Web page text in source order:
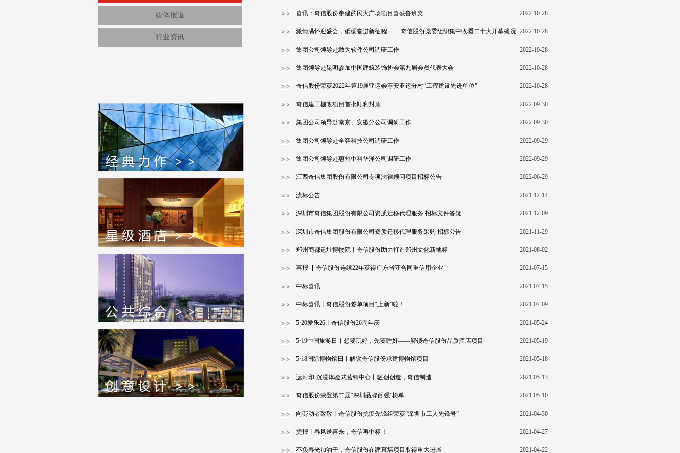
媒体报道
行业资讯
喜讯：奇信股份参建的民大广场项目喜获鲁班奖 2022-10-28
激情满怀迎盛会，砥砺奋进新征程 ——奇信股份党委组织集中收看二十大开幕盛况 2022-10-28
集团公司领导赴敢为软件公司调研工作 2022-10-28
集团领导赴昆明参加中国建筑装饰协会第九届会员代表大会 2022-10-28
奇信股份荣获2022年第19届亚运会淳安亚运分村“工程建设先进单位” 2022-10-28
奇信建工棚改项目首批顺利封顶 2022-09-30
集团公司领导赴南京、安徽分公司调研工作 2022-09-30
集团公司领导赴全容科技公司调研工作 2022-09-29
集团公司领导赴惠州中科华洋公司调研工作 2022-09-29
江西奇信集团股份有限公司专项法律顾问项目招标公告 2022-06-29
流标公告 2021-12-14
深圳市奇信集团股份有限公司资质迁移代理服务 招标文件答疑 2021-12-09
深圳市奇信集团股份有限公司资质迁移代理服务采购 招标公告 2021-11-29
郑州商都遗址博物院丨奇信股份助力打造郑州文化新地标 2021-08-02
喜报 ▏奇信股份连续22年获得广东省守合同重信用企业 2021-07-15
中标喜讯 2021-07-15
中标喜讯丨奇信股份签单项目“上新”啦！ 2021-07-09
5·20爱乐26丨奇信股份26周年庆 2021-05-24
5·19中国旅游日丨想要玩好，先要睡好——解锁奇信股份品质酒店项目 2021-05-19
5·18国际博物馆日丨解锁奇信股份承建博物馆项目 2021-05-18
运河印·沉浸体验式营销中心丨融创创造，奇信制造 2021-05-13
奇信股份荣登第二届“深圳品牌百强”榜单 2021-05-10
向劳动者致敬丨奇信股份抗疫先锋组荣获“深圳市工人先锋号” 2021-04-30
捷报丨春风送喜来，奇信再中标！ 2021-04-27
不负春光加油干，奇信股份在建幕墙项目取得重大进展 2021-04-22